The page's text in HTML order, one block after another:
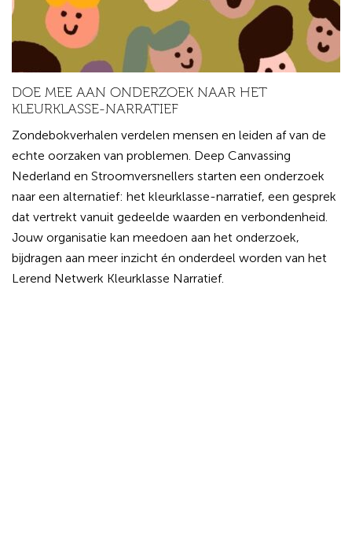
DOE MEE AAN ONDERZOEK NAAR HET
KLEURKLASSE-NARRATIEF
Zondebokverhalen verdelen mensen en leiden af van de
echte oorzaken van problemen. Deep Canvassing
Nederland en Stroomversnellers starten een onderzoek
naar een alternatief: het kleurklasse-narratief, een gesprek
dat vertrekt vanuit gedeelde waarden en verbondenheid.
Jouw organisatie kan meedoen aan het onderzoek,
bijdragen aan meer inzicht én onderdeel worden van het
Lerend Netwerk Kleurklasse Narratief.